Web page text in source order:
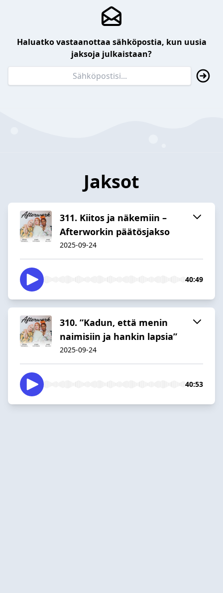
Haluatko vastaanottaa sähköpostia, kun uusia
jaksoja julkaistaan?
Jaksot
311. Kiitos ja näkemiin –
Afterworkin päätösjakso
2025-09-24
40:49
310. ”Kadun, että menin
naimisiin ja hankin lapsia”
2025-09-24
40:53